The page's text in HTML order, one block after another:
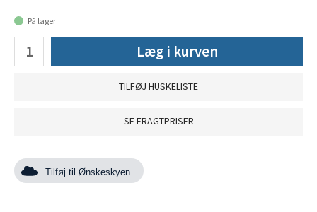
På lager
Læg i kurven
TILFØJ HUSKELISTE
SE FRAGTPRISER
Tilføj til Ønskeskyen